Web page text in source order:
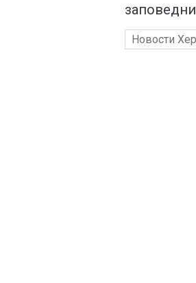
Новости